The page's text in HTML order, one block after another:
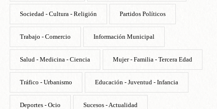
Sociedad - Cultura - Religión Partidos Políticos
Trabajo - Comercio Información Municipal
Salud - Medicina - Ciencia Mujer - Familia - Tercera Edad
Tráfico - Urbanismo Educación - Juventud - Infancia
Deportes - Ocio Sucesos - Actualidad